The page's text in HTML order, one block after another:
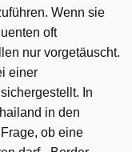
Wenn sie
oft
nur vorgetäuscht.
einer
In
in den
ob eine